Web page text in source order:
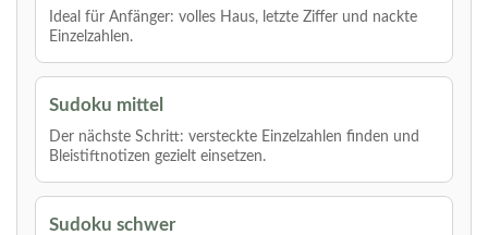
Ideal für Anfänger: volles Haus, letzte Ziffer und nackte
Einzelzahlen.
Sudoku mittel
Der nächste Schritt: versteckte Einzelzahlen finden und
Bleistiftnotizen gezielt einsetzen.
Sudoku schwer